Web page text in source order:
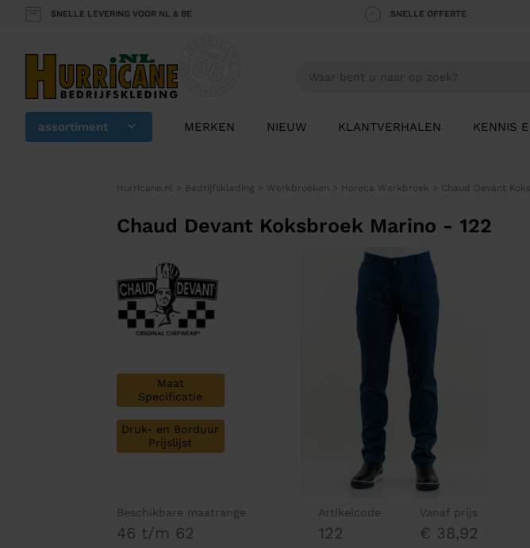
SNELLE LEVERING VOOR NL & BE SNELLE OFFERTE
assortiment MERKEN NIEUW KLANTVERHALEN KENNIS
Hurricane.nl > Bedrijfskleding > Werkbroeken > Horeca Werkbroek > Chaud Devant
Chaud Devant Koksbroek Marino - 122
Maat
Specificatie
Druk- en Borduur
Prijslijst
Beschikbare maatrange
46 t/m 62
Artikelcode
122
Vanaf prijs
€ 38,92